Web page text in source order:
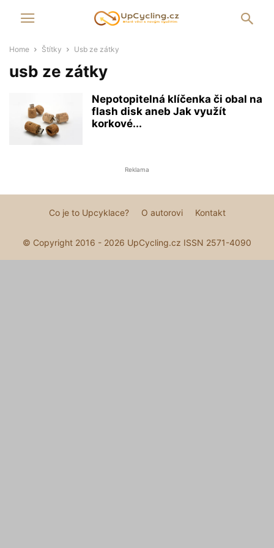
Home Štítky Usb ze zátky
usb ze zátky
Nepotopitelná klíčenka či obal na
flash disk aneb Jak využít
korkové...
Reklama
Co je to Upcyklace? O autorovi Kontakt
© Copyright 2016 - 2026 UpCycling.cz ISSN 2571-4090